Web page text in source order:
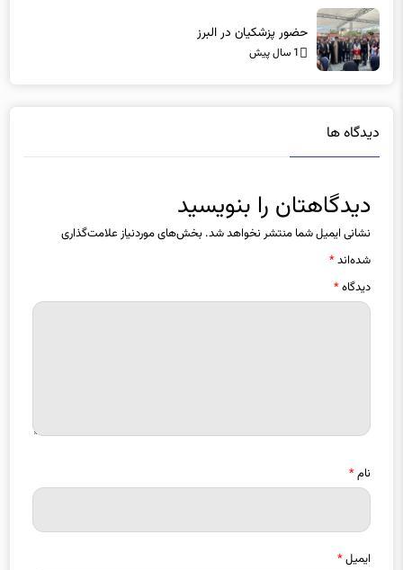
حضور پزشکیان در البرز
1 سال پیش
دیدگاه ها
دیدگاهتان را بنویسید
نشانی ایمیل شما منتشر نخواهد شد. بخش‌های موردنیاز علامت‌گذاری
شده‌اند*
دیدگاه*
نام*
ایمیل*